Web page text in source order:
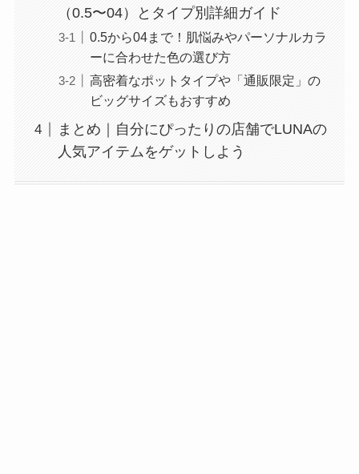
（0.5〜04）とタイプ別詳細ガイド
0.5から04まで！肌悩みやパーソナルカラ
ーに合わせた色の選び方
高密着なポットタイプや「通販限定」の
ビッグサイズもおすすめ
まとめ｜自分にぴったりの店舗でLUNAの
人気アイテムをゲットしよう